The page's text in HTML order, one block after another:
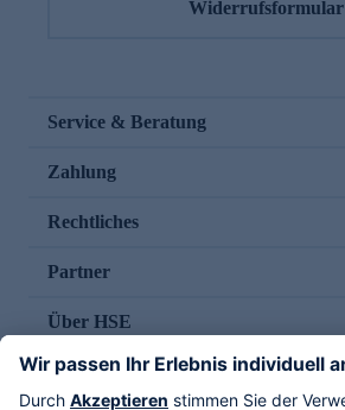
Widerrufsformular
Service & Beratung
Zahlung
Rechtliches
Partner
Über HSE
Im TV